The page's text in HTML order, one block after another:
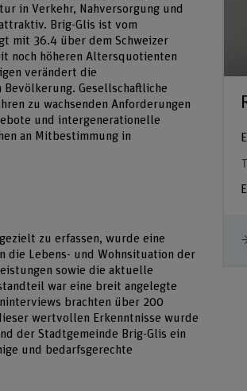
in Verkehr, Nahversorgung und
Brig-Glis ist vom
mit 36.4 über dem Schweizer
noch höheren Altersquotienten
verändert die
Gesellschaftliche
zu wachsenden Anforderungen
und intergenerationelle
an Mitbestimmung in
zu erfassen, wurde eine
die Lebens- und Wohnsituation der
sowie die aktuelle
war eine breit angelegte
brachten über 200
wertvollen Erkenntnisse wurde
der Stadtgemeinde Brig-Glis ein
und bedarfsgerechte